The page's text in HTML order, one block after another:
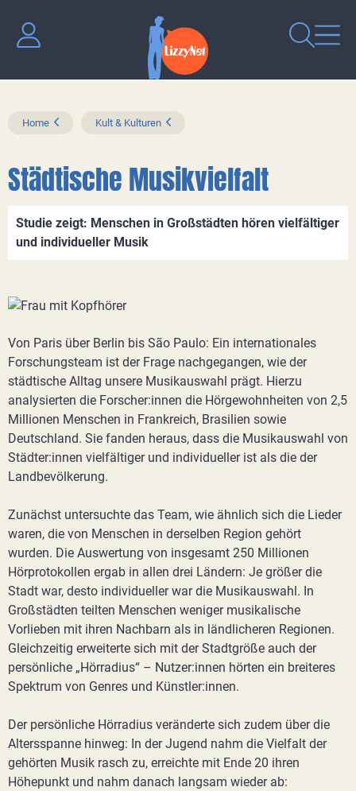
Home Kult & Kulturen
Städtische Musikvielfalt
Studie zeigt: Menschen in Großstädten hören vielfältiger
und individueller Musik
Von Paris über Berlin bis São Paulo: Ein internationales
Forschungsteam ist der Frage nachgegangen, wie der
städtische Alltag unsere Musikauswahl prägt. Hierzu
analysierten die Forscher:innen die Hörgewohnheiten von 2,5
Millionen Menschen in Frankreich, Brasilien sowie
Deutschland. Sie fanden heraus, dass die Musikauswahl von
Städter:innen vielfältiger und individueller ist als die der
Landbevölkerung.
Zunächst untersuchte das Team, wie ähnlich sich die Lieder
waren, die von Menschen in derselben Region gehört
wurden. Die Auswertung von insgesamt 250 Millionen
Hörprotokollen ergab in allen drei Ländern: Je größer die
Stadt war, desto individueller war die Musikauswahl. In
Großstädten teilten Menschen weniger musikalische
Vorlieben mit ihren Nachbarn als in ländlicheren Regionen.
Gleichzeitig erweiterte sich mit der Stadtgröße auch der
persönliche „Hörradius“ – Nutzer:innen hörten ein breiteres
Spektrum von Genres und Künstler:innen.
Der persönliche Hörradius veränderte sich zudem über die
Altersspanne hinweg: In der Jugend nahm die Vielfalt der
gehörten Musik rasch zu, erreichte mit Ende 20 ihren
Höhepunkt und nahm danach langsam wieder ab: